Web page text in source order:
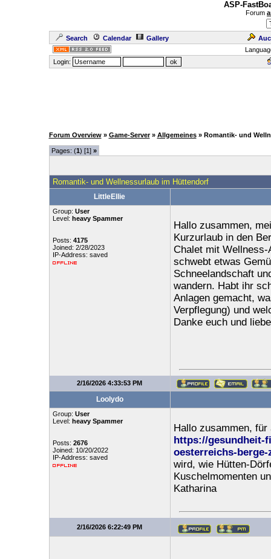
ASP-
Forum
Search Calendar Gallery
Login:
Forum Overview » Game-Server » Allgemeines » Romantik- und
Pages: (1) [1] »
Romantik- und Wellnessurlaub im Hüttendorf
LittleEllie
Group: User
Level: heavy Spammer
Posts: 4175
Joined: 2/28/2023
IP-Address: saved
Hallo zusammen,
Kurzurlaub in den
Chalet mit Wellness-
schwebt etwas
Schneelandschaft
wandern. Habt ihr
Anlagen gemacht,
Verpflegung) und
Danke euch und
2/16/2026 4:33:53 PM
Loolydo
Group: User
Level: heavy Spammer
Posts: 2676
Joined: 10/20/2022
IP-Address: saved
Hallo zusammen,
https://gesundheit-
oesterreichs-
wird, wie
Kuschelmomenten
Katharina
2/16/2026 6:22:49 PM